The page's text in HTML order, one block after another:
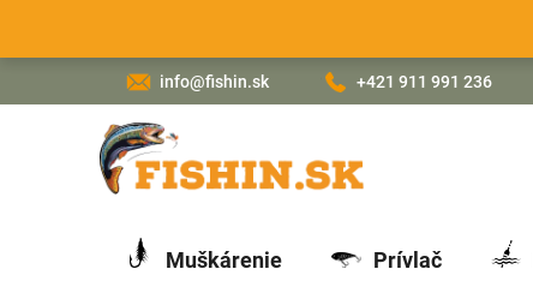
obsah
info@fishin.sk +421 911 991 236
Muškárenie Prívlač